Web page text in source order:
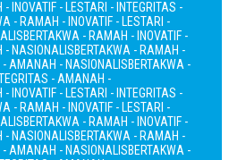
INOVATIF - LESTARI - INTEGRITAS -
- RAMAH - INOVATIF - LESTARI -
BERTAKWA - RAMAH - INOVATIF -
- NASIONALISBERTAKWA - RAMAH -
- AMANAH - NASIONALISBERTAKWA -
- AMANAH -
INOVATIF - LESTARI - INTEGRITAS -
- RAMAH - INOVATIF - LESTARI -
BERTAKWA - RAMAH - INOVATIF -
- NASIONALISBERTAKWA - RAMAH -
- AMANAH - NASIONALISBERTAKWA -